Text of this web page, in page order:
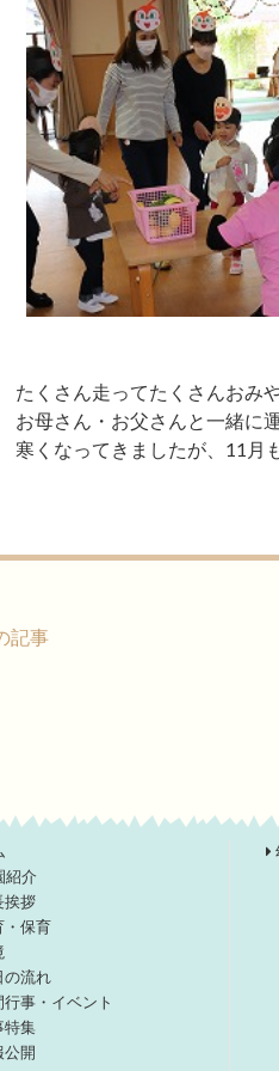
たくさん走ってたくさんおみ
お母さん・お父さんと一緒に
寒くなってきましたが、11月
記事
紹介
挨拶
・保育
の流れ
行事・イベント
特集
公開